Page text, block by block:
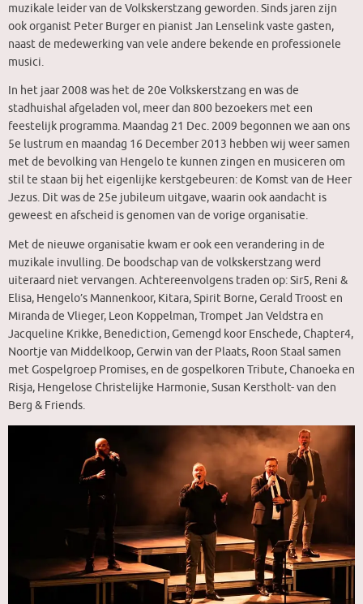
muzikale leider van de Volkskerstzang geworden. Sinds jaren zijn
ook organist Peter Burger en pianist Jan Lenselink vaste gasten,
naast de medewerking van vele andere bekende en professionele
musici.
In het jaar 2008 was het de 20e Volkskerstzang en was de
stadhuishal afgeladen vol, meer dan 800 bezoekers met een
feestelijk programma. Maandag 21 Dec. 2009 begonnen we aan ons
5e lustrum en maandag 16 December 2013 hebben wij weer samen
met de bevolking van Hengelo te kunnen zingen en musiceren om
stil te staan bij het eigenlijke kerstgebeuren: de Komst van de Heer
Jezus. Dit was de 25e jubileum uitgave, waarin ook aandacht is
geweest en afscheid is genomen van de vorige organisatie.
Met de nieuwe organisatie kwam er ook een verandering in de
muzikale invulling. De boodschap van de volkskerstzang werd
uiteraard niet vervangen. Achtereenvolgens traden op: Sir5, Reni &
Elisa, Hengelo’s Mannenkoor, Kitara, Spirit Borne, Gerald Troost en
Miranda de Vlieger, Leon Koppelman, Trompet Jan Veldstra en
Jacqueline Krikke, Benediction, Gemengd koor Enschede, Chapter4,
Noortje van Middelkoop, Gerwin van der Plaats, Roon Staal samen
met Gospelgroep Promises, en de gospelkoren Tribute, Chanoeka en
Risja, Hengelose Christelijke Harmonie, Susan Kerstholt- van den
Berg & Friends.